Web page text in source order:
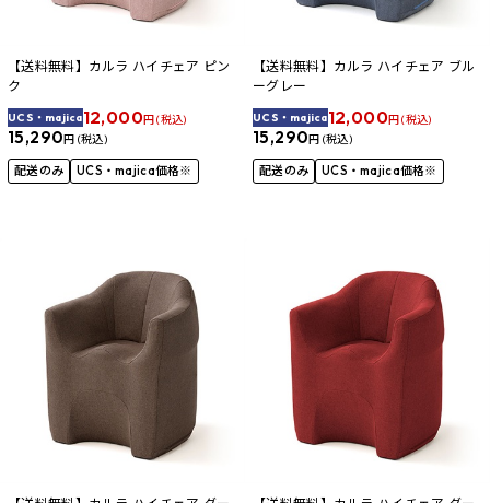
【送料無料】カルラ ハイチェア ピン
ク
UCS・majica12,000円 (税込)
15,290円 (税込)
配送のみ UCS・majica価格※
【送料無料】カルラ ハイチェア ブル
ーグレー
UCS・majica12,000円 (税込)
15,290円 (税込)
配送のみ UCS・majica価格※